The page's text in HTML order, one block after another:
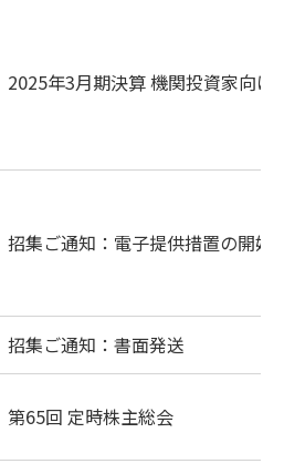
2025年3月期決算 機関投資家向け
招集ご通知：電子提供措置の開始
招集ご通知：書面発送
第65回 定時株主総会